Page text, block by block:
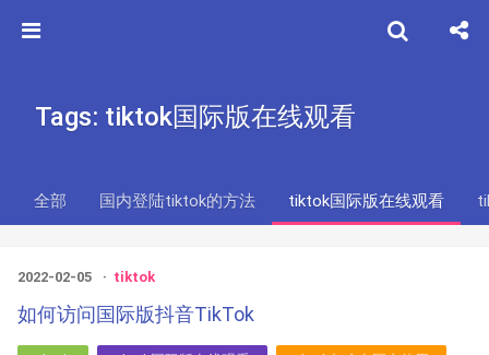
Tags: tiktok国际版在线观看
全部 国内登陆tiktok的方法 tiktok国际版在线观看
2022-02-05 tiktok
如何访问国际版抖音TikTok